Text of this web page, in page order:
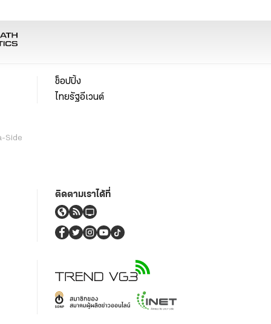
Side
ช็อปปิ้ง
ไทยรัฐอีเวนต์
ติดตามเราได้ที่